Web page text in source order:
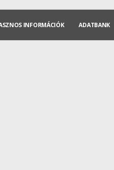
INFORMÁCIÓK ADATBANK